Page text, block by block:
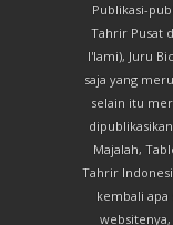
Publikasi-
Tahrir Pusat
I'lami), Juru
saja yang
selain itu
Majalah,
Tahrir
kembali